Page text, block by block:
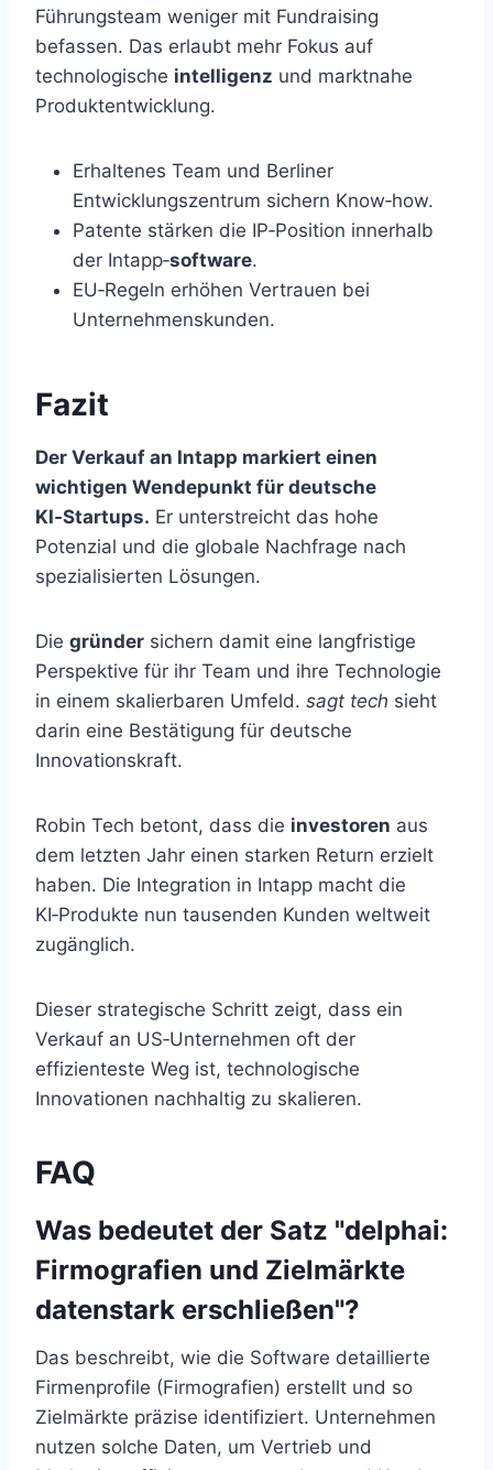
Führungsteam weniger mit Fundraising
befassen. Das erlaubt mehr Fokus auf
technologische intelligenz und marktnahe
Produktentwicklung.
Erhaltenes Team und Berliner
Entwicklungszentrum sichern Know‑how.
Patente stärken die IP‑Position innerhalb
der Intapp‑software.
EU‑Regeln erhöhen Vertrauen bei
Unternehmenskunden.
Fazit
Der Verkauf an Intapp markiert einen
wichtigen Wendepunkt für deutsche
KI‑Startups. Er unterstreicht das hohe
Potenzial und die globale Nachfrage nach
spezialisierten Lösungen.
Die gründer sichern damit eine langfristige
Perspektive für ihr Team und ihre Technologie
in einem skalierbaren Umfeld. sagt tech sieht
darin eine Bestätigung für deutsche
Innovationskraft.
Robin Tech betont, dass die investoren aus
dem letzten Jahr einen starken Return erzielt
haben. Die Integration in Intapp macht die
KI‑Produkte nun tausenden Kunden weltweit
zugänglich.
Dieser strategische Schritt zeigt, dass ein
Verkauf an US‑Unternehmen oft der
effizienteste Weg ist, technologische
Innovationen nachhaltig zu skalieren.
FAQ
Was bedeutet der Satz "delphai:
Firmografien und Zielmärkte
datenstark erschließen"?
Das beschreibt, wie die Software detaillierte
Firmenprofile (Firmografien) erstellt und so
Zielmärkte präzise identifiziert. Unternehmen
nutzen solche Daten, um Vertrieb und